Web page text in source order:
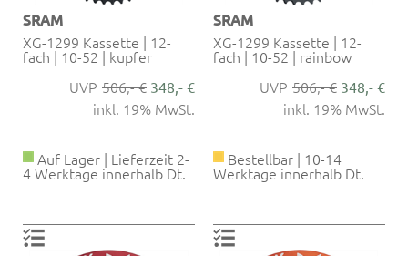
SRAM
XG-1299 Kassette | 12-
fach | 10-52 | kupfer
506,- € 348,- €
inkl. 19% MwSt.
Auf Lager | Lieferzeit 2-
4 Werktage innerhalb Dt.
SRAM
XG-1299 Kassette | 12-
fach | 10-52 | rainbow
506,- € 348,- €
inkl. 19% MwSt.
Bestellbar | 10-14
Werktage innerhalb Dt.